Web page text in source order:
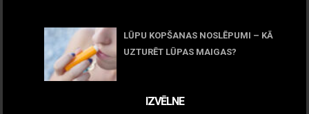
LŪPU KOPŠANAS NOSLĒPUMI – KĀ
UZTURĒT LŪPAS MAIGAS?
IZVĒLNE